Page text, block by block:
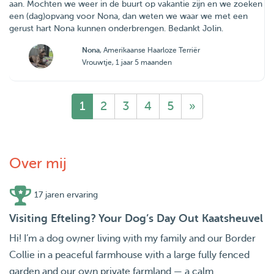
aan. Mochten we weer in de buurt op vakantie zijn en we zoeken
een (dag)opvang voor Nona, dan weten we waar we met een
gerust hart Nona kunnen onderbrengen. Bedankt Jolin.
Nona, Amerikaanse Haarloze Terriër
Vrouwtje, 1 jaar 5 maanden
1 2 3 4 5 »
Over mij
17 jaren ervaring
Visiting Efteling? Your Dog’s Day Out Kaatsheuvel
Hi! I’m a dog owner living with my family and our Border
Collie in a peaceful farmhouse with a large fully fenced
garden and our own private farmland — a calm